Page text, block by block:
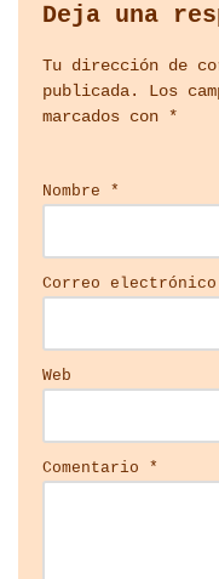
Deja una
Tu dirección de
publicada.
Los
marcados con *
Nombre *
Correo electrónico
Web
Comentario *